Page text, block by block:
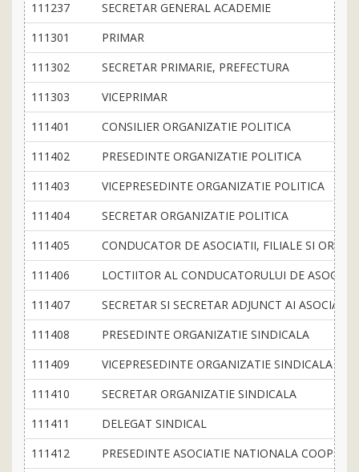
111237
SECRETAR GENERAL ACADEMIE
111301
PRIMAR
111302
SECRETAR PRIMARIE, PREFECTURA
111303
VICEPRIMAR
111401
CONSILIER ORGANIZATIE POLITICA
111402
PRESEDINTE ORGANIZATIE POLITICA
111403
VICEPRESEDINTE ORGANIZATIE POLITICA
111404
SECRETAR ORGANIZATIE POLITICA
111405
CONDUCATOR DE ASOCIATII, FILIALE SI
111406
LOCTIITOR AL CONDUCATORULUI DE
111407
SECRETAR SI SECRETAR ADJUNCT AI
111408
PRESEDINTE ORGANIZATIE SINDICALA
111409
VICEPRESEDINTE ORGANIZATIE SINDICALA
111410
SECRETAR ORGANIZATIE SINDICALA
111411
DELEGAT SINDICAL
111412
PRESEDINTE ASOCIATIE NATIONALA